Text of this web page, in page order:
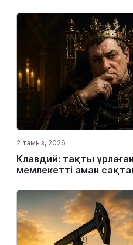
2 тамыз, 2026
Клавдий: тақты
мемлекетті аман